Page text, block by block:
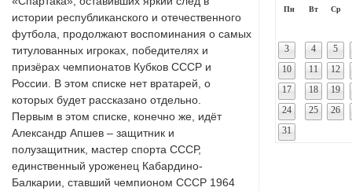
истории республиканского и отечественного
футбола, продолжают воспоминания о самых
титулованных игроках, победителях и
призёрах чемпионатов Кубков СССР и
России. В этом списке нет вратарей, о
которых будет рассказано отдельно.
Первым в этом списке, конечно же, идёт
Александр Апшев – защитник и
полузащитник, мастер спорта СССР,
единственный уроженец Кабардино-
Балкарии, ставший чемпионом СССР 1964
Пн Вт Ср
3 4
5
10
11
12
17
18
19
24
25
26
31